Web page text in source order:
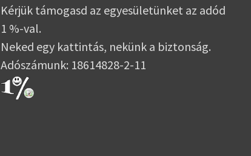
Kérjük támogasd az egyesületünket az adód
1 %-val.
Neked egy kattintás, nekünk a biztonság.
Adószámunk: 18614828-2-11